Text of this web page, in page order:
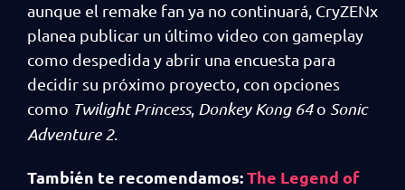
aunque el remake fan ya no continuará, CryZENx
planea publicar un último video con gameplay
como despedida y abrir una encuesta para
decidir su próximo proyecto, con opciones
como Twilight Princess, Donkey Kong 64o Sonic
Adventure 2.
También te recomendamos:The Legend of